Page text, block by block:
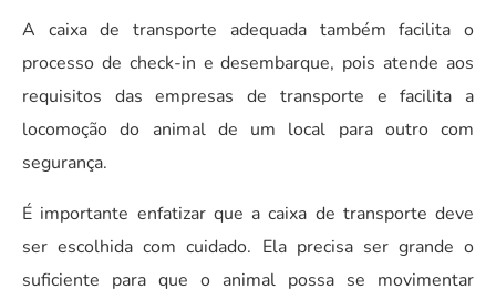
A caixa de transporte adequada também facilita o
processo de check-in e desembarque, pois atende aos
requisitos das empresas de transporte e facilita a
locomoção do animal de um local para outro com
segurança.
É importante enfatizar que a caixa de transporte deve
ser escolhida com cuidado. Ela precisa ser grande o
suficiente para que o animal possa se movimentar